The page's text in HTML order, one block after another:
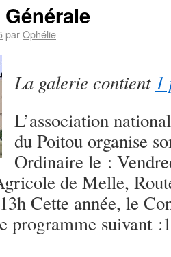
parOphélie
La galerie contient 1
L’association
du Poitou organise
Ordinaire le :
de Melle,
Cette année, le
programme